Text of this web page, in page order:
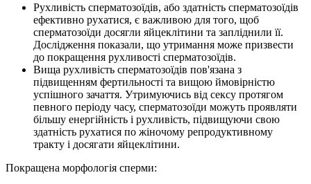
Рухливість сперматозоїдів, або здатність сперматозоїдів
ефективно рухатися, є важливою для того, щоб
сперматозоїди досягли яйцеклітини та запліднили її.
Дослідження показали, що утримання може призвести
до покращення рухливості сперматозоїдів.
Вища рухливість сперматозоїдів пов'язана з
підвищенням фертильності та вищою ймовірністю
успішного зачаття. Утримуючись від сексу протягом
певного періоду часу, сперматозоїди можуть проявляти
більшу енергійність і рухливість, підвищуючи свою
здатність рухатися по жіночому репродуктивному
тракту і досягати яйцеклітини.
Покращена морфологія сперми: